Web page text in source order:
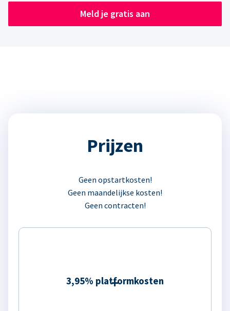
Meld je gratis aan
Prijzen
Geen opstartkosten!
Geen maandelijkse kosten!
Geen contracten!
3,95% platformkosten